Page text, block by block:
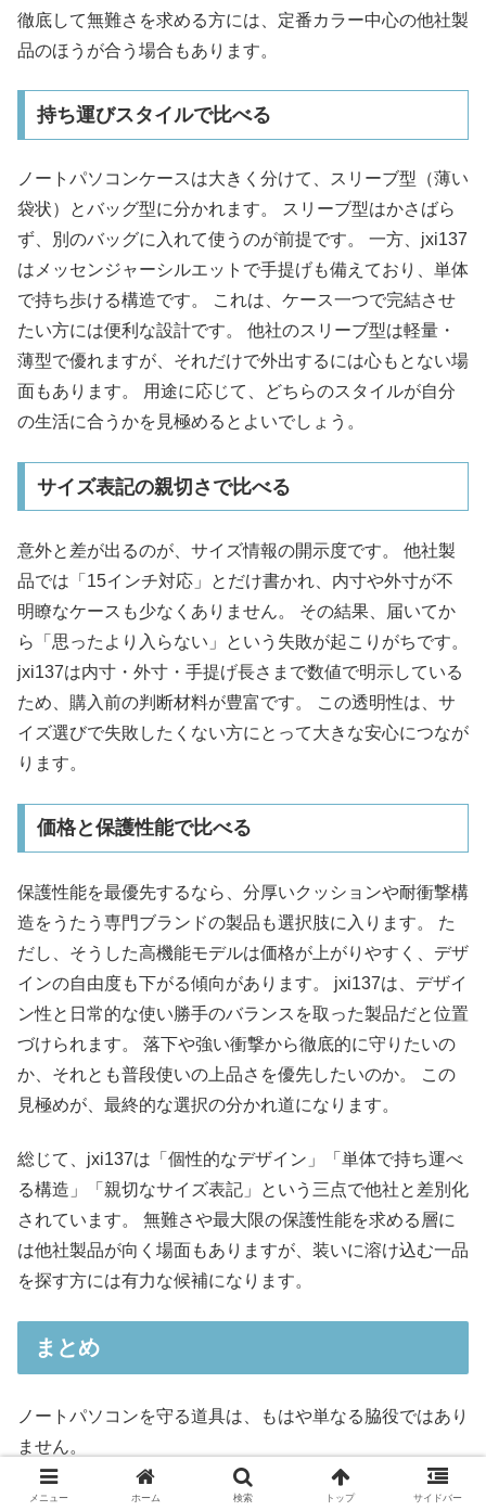
徹底して無難さを求める方には、定番カラー中心の他社製
品のほうが合う場合もあります。
持ち運びスタイルで比べる
ノートパソコンケースは大きく分けて、スリーブ型（薄い
袋状）とバッグ型に分かれます。 スリーブ型はかさばら
ず、別のバッグに入れて使うのが前提です。 一方、jxi137
はメッセンジャーシルエットで手提げも備えており、単体
で持ち歩ける構造です。 これは、ケース一つで完結させ
たい方には便利な設計です。 他社のスリーブ型は軽量・
薄型で優れますが、それだけで外出するには心もとない場
面もあります。 用途に応じて、どちらのスタイルが自分
の生活に合うかを見極めるとよいでしょう。
サイズ表記の親切さで比べる
意外と差が出るのが、サイズ情報の開示度です。 他社製
品では「15インチ対応」とだけ書かれ、内寸や外寸が不
明瞭なケースも少なくありません。 その結果、届いてか
ら「思ったより入らない」という失敗が起こりがちです。
jxi137は内寸・外寸・手提げ長さまで数値で明示している
ため、購入前の判断材料が豊富です。 この透明性は、サ
イズ選びで失敗したくない方にとって大きな安心につなが
ります。
価格と保護性能で比べる
保護性能を最優先するなら、分厚いクッションや耐衝撃構
造をうたう専門ブランドの製品も選択肢に入ります。 た
だし、そうした高機能モデルは価格が上がりやすく、デザ
インの自由度も下がる傾向があります。 jxi137は、デザイ
ン性と日常的な使い勝手のバランスを取った製品だと位置
づけられます。 落下や強い衝撃から徹底的に守りたいの
か、それとも普段使いの上品さを優先したいのか。 この
見極めが、最終的な選択の分かれ道になります。
総じて、jxi137は「個性的なデザイン」「単体で持ち運べ
る構造」「親切なサイズ表記」という三点で他社と差別化
されています。 無難さや最大限の保護性能を求める層に
は他社製品が向く場面もありますが、装いに溶け込む一品
を探す方には有力な候補になります。
まとめ
ノートパソコンを守る道具は、もはや単なる脇役ではあり
ません。
TREXPUREの「ノートパソコンケース jxi137」を通して
メニュー ホーム 検索 トップ サイドバー